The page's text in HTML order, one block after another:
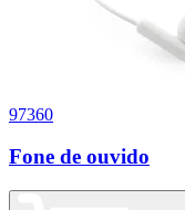
97360
Fone de ouvido